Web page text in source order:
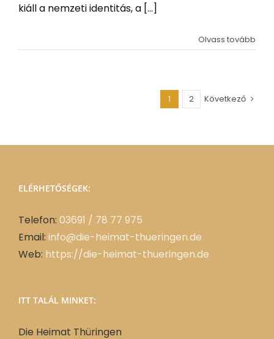
kiáll a nemzeti identitás, a [...]
Olvass tovább
1 2 Következő
ELÉRHETŐSÉGEK:
Telefon: 03691 / 78 77 975
Email: info@die-heimat-thueringen.de
Web: https://die-heimat-thueringen.de
ITT TALÁL MINKET:
Die Heimat Thüringen